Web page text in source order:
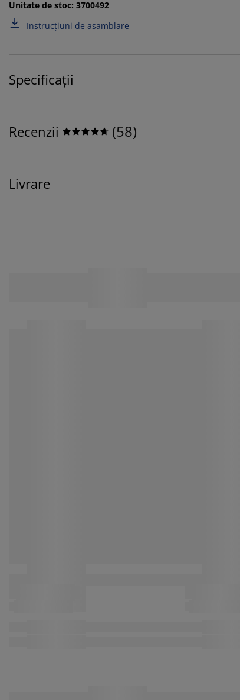
Unitate de stoc: 3700492
Instrucțiuni de asamblare
Specificații
Recenzii (58)
Livrare